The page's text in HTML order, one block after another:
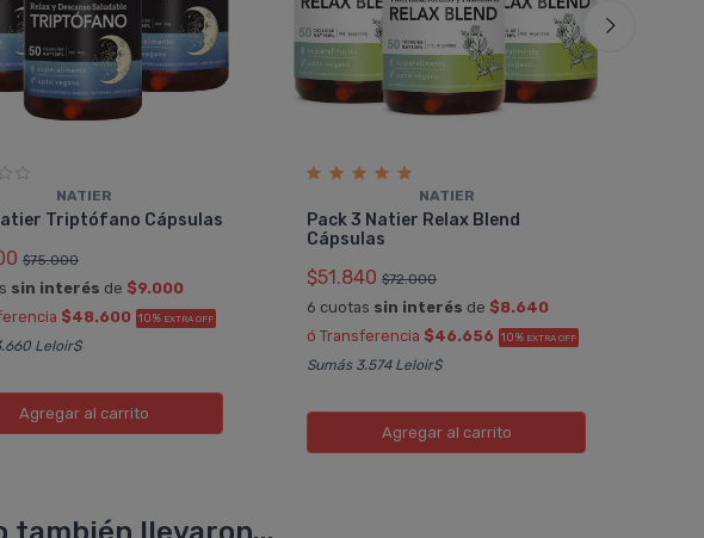
NATIER
Triptófano Cápsulas
$75.000
sin interés de $9.000
$48.600 10% EXTRA OFF
Leloir$
Agregaral carrito
NATIER
Pack 3 Natier Relax Blend
Cápsulas
$51.840 $72.000
6 cuotas sin interés de $8.640
ó Transferencia $46.656 10% EXTRA OFF
Sumás 3.574 Leloir$
Agregaral carrito